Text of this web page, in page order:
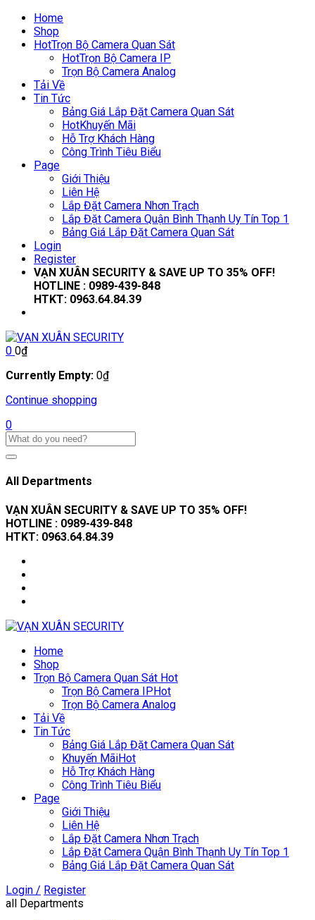
Home
Shop
HotTrọn Bộ Camera Quan Sát
HotTrọn Bộ Camera IP
Trọn Bộ Camera Analog
Tải Về
Tin Tức
Bảng Giá Lắp Đặt Camera Quan Sát
HotKhuyến Mãi
Hỗ Trợ Khách Hàng
Công Trình Tiêu Biểu
Page
Giới Thiệu
Liên Hệ
Lắp Đặt Camera Nhơn Trạch
Lắp Đặt Camera Quận Bình Thạnh Uy Tín Top 1
Bảng Giá Lắp Đặt Camera Quan Sát
Login
Register
VẠN XUÂN SECURITY & SAVE UP TO 35% OFF!
HOTLINE : 0989-439-848
HTKT: 0963.64.84.39
0 0₫
Currently Empty: 0₫
Continue shopping
0
All Departments
VẠN XUÂN SECURITY & SAVE UP TO 35% OFF!
HOTLINE : 0989-439-848
HTKT: 0963.64.84.39
Home
Shop
Trọn Bộ Camera Quan Sát Hot
Trọn Bộ Camera IPHot
Trọn Bộ Camera Analog
Tải Về
Tin Tức
Bảng Giá Lắp Đặt Camera Quan Sát
Khuyến MãiHot
Hỗ Trợ Khách Hàng
Công Trình Tiêu Biểu
Page
Giới Thiệu
Liên Hệ
Lắp Đặt Camera Nhơn Trạch
Lắp Đặt Camera Quận Bình Thạnh Uy Tín Top 1
Bảng Giá Lắp Đặt Camera Quan Sát
Login / Register
all Departments